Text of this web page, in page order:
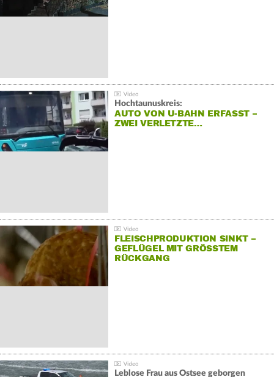
Hochtaunuskreis:
AUTO VON U-BAHN ERFASST –
ZWEI VERLETZTE…
FLEISCHPRODUKTION SINKT –
GEFLÜGEL MIT GRÖSSTEM R
ÜCKGANG
Leblose Frau aus Ostsee geborgen